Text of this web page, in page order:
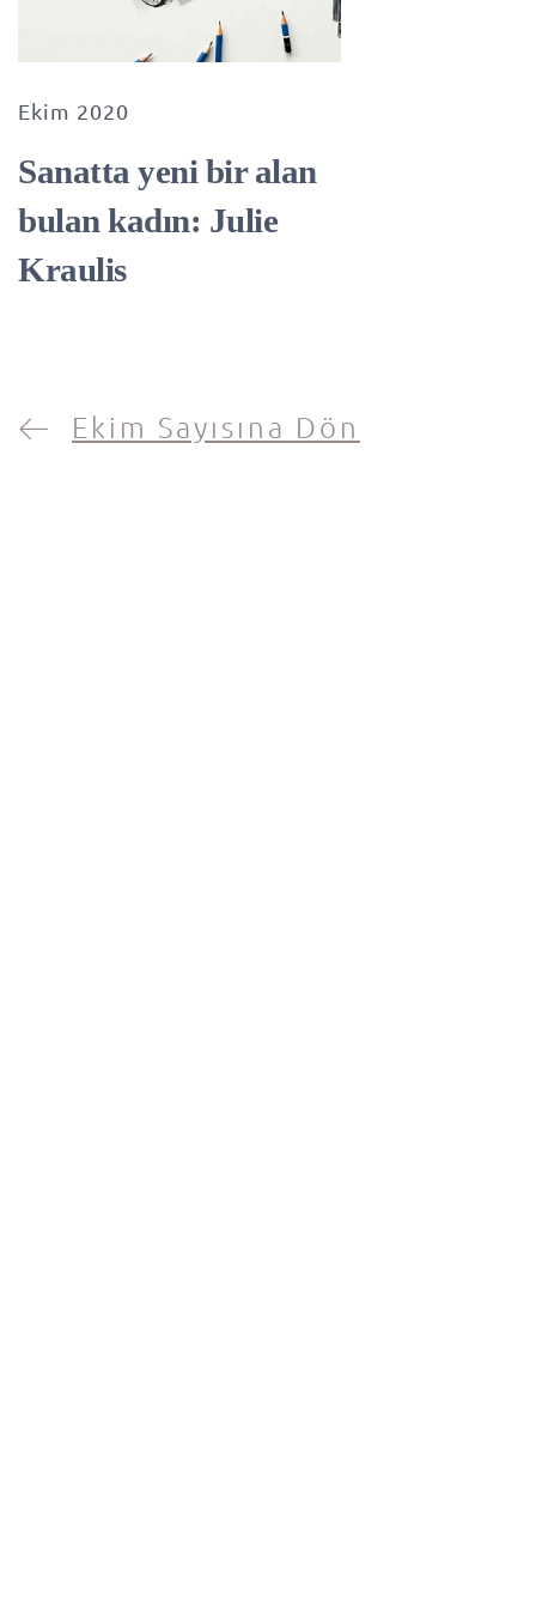
Ekim 2020
Sanatta yeni bir alan
bulan kadın: Julie
Kraulis
Ekim Sayısına Dön